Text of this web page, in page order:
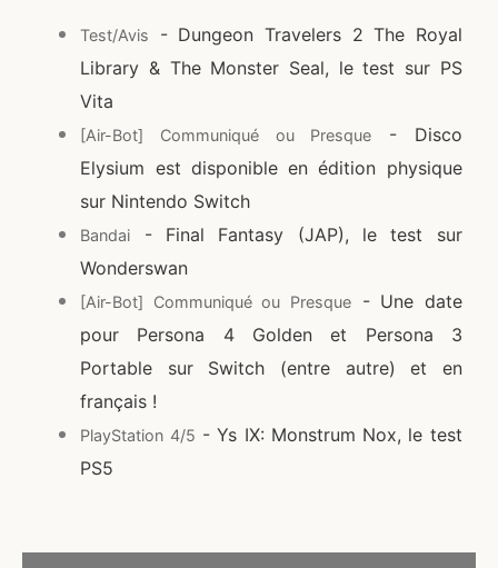
Test/Avis
- Dungeon Travelers 2 The Royal
Library & The Monster Seal, le test sur PS
Vita
[Air-Bot] Communiqué ou Presque
- Disco
Elysium est disponible en édition physique
sur Nintendo Switch
Bandai
- Final Fantasy (JAP), le test sur
Wonderswan
[Air-Bot] Communiqué ou Presque - Une date
pour Persona 4 Golden et Persona 3
Portable sur Switch (entre autre) et en
français !
PlayStation 4/5 - Ys IX: Monstrum Nox, le test
PS5